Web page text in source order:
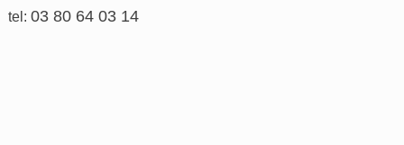
tel:03 80 64 03 14